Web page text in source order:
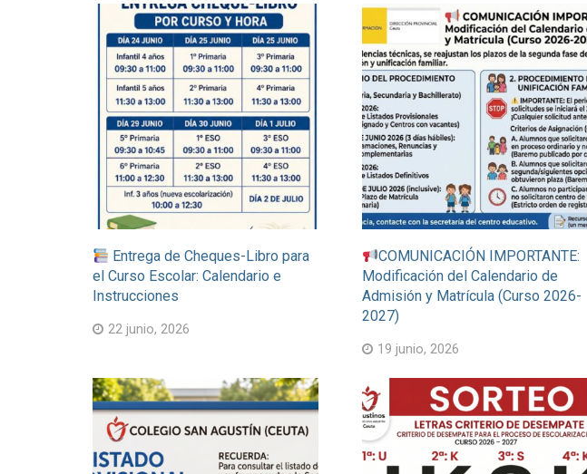
Entrega de Cheques-Libro para
el Curso Escolar: Calendario e
Instrucciones
22 junio, 2026
COMUNICACIÓN IMPORTANTE:
Modificación del Calendario de
Admisión y Matrícula (Curso 2026-
2027)
19 junio, 2026